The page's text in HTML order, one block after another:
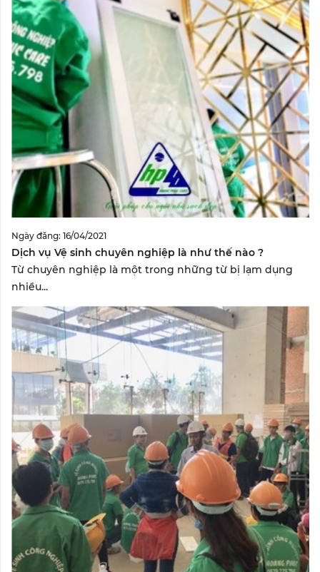
Ngày đăng: 16/04/2021
Dịch vụ Vệ sinh chuyên nghiệp là như thế nào ?
Từ chuyên nghiệp là một trong những từ bị lạm dụng
nhiều...